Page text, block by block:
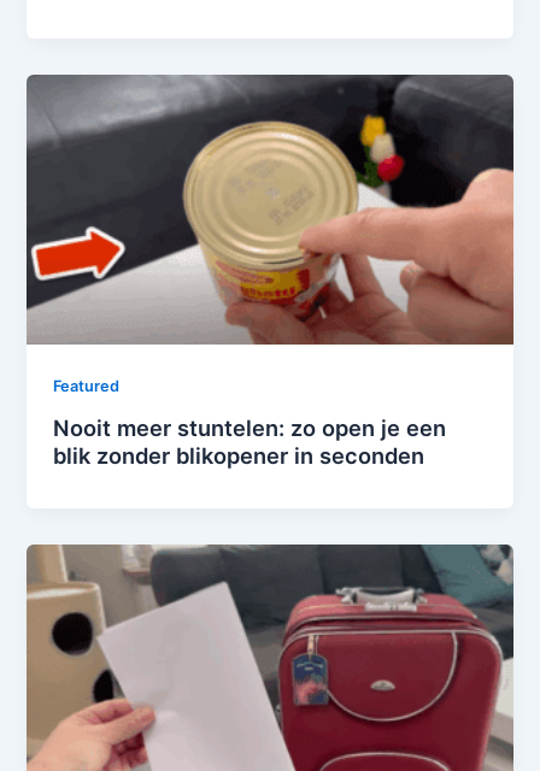
Featured
Nooit meer stuntelen: zo open je een
blik zonder blikopener in seconden